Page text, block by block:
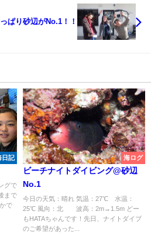
ぱり砂辺がNo.1！！
日記
グで
まで
で
海ログ
ビーチナイトダイビング@砂辺
No.1
今日の天気：晴れ 気温：27℃ 水温：
25℃ 風向：北 波高：2m→1.5m どー
もHATAちゃんです！先日、ナイトダイブ
のご希望があった...